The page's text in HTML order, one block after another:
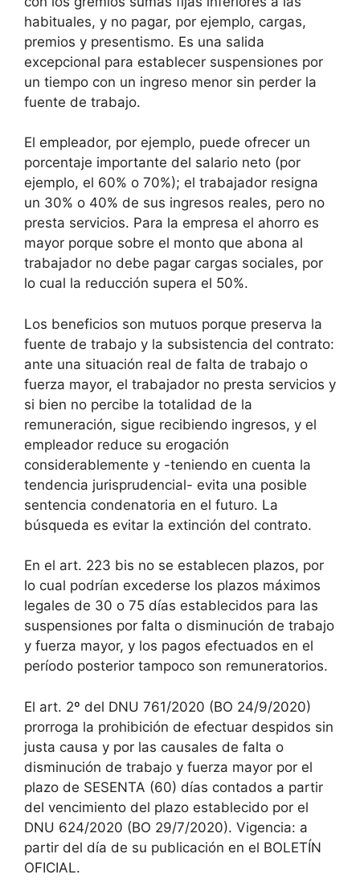
habituales, y no pagar, por ejemplo, cargas,
premios y presentismo. Es una salida
excepcional para establecer suspensiones por
un tiempo con un ingreso menor sin perder la
fuente de trabajo.
El empleador, por ejemplo, puede ofrecer un
porcentaje importante del salario neto (por
ejemplo, el 60% o 70%); el trabajador resigna
un 30% o 40% de sus ingresos reales, pero no
presta servicios. Para la empresa el ahorro es
mayor porque sobre el monto que abona al
trabajador no debe pagar cargas sociales, por
lo cual la reducción supera el 50%.
Los beneficios son mutuos porque preserva la
fuente de trabajo y la subsistencia del contrato:
ante una situación real de falta de trabajo o
fuerza mayor, el trabajador no presta servicios y
si bien no percibe la totalidad de la
remuneración, sigue recibiendo ingresos, y el
empleador reduce su erogación
considerablemente y -teniendo en cuenta la
tendencia jurisprudencial- evita una posible
sentencia condenatoria en el futuro. La
búsqueda es evitar la extinción del contrato.
En el art. 223 bis no se establecen plazos, por
lo cual podrían excederse los plazos máximos
legales de 30 o 75 días establecidos para las
suspensiones por falta o disminución de trabajo
y fuerza mayor, y los pagos efectuados en el
período posterior tampoco son remuneratorios.
El art. 2º del DNU 761/2020 (BO 24/9/2020)
prorroga la prohibición de efectuar despidos sin
justa causa y por las causales de falta o
disminución de trabajo y fuerza mayor por el
plazo de SESENTA (60) días contados a partir
del vencimiento del plazo establecido por el
DNU 624/2020 (BO 29/7/2020). Vigencia: a
partir del día de su publicación en el BOLETÍN
OFICIAL.